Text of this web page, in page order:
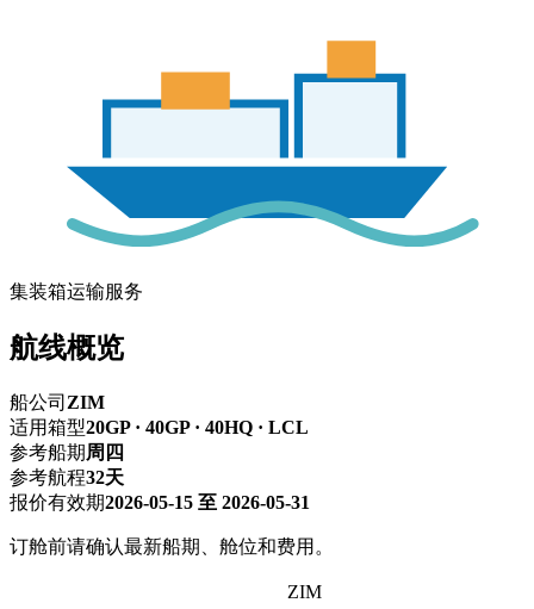
集装箱运输服务
航线概览
船公司 ZIM
适用箱型20GP · 40GP · 40HQ · LCL
参考船期 周四
参考航程32天
报价有效期2026-05-15 至 2026-05-31
订舱前请确认最新船期、舱位和费用。
ZIM